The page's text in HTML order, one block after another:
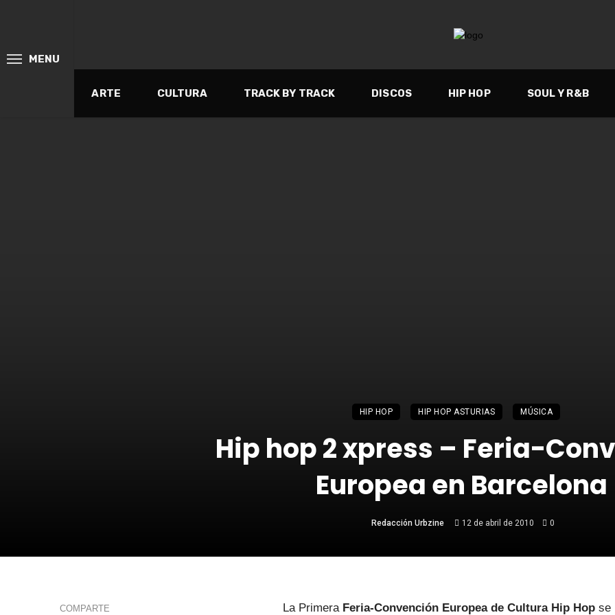
MENU
ARTE CULTURA TRACK BY TRACK DISCOS HIP HOP SOUL Y R&B
HIP HOP HIP HOP ASTURIAS MÚSICA
Hip hop 2 xpress – Feria-
Europea en Barcelona
Redacción Urbzine 12 de abril de 2010 0
COMPARTE La Primera Feria-Convención Europea de Cultura Hip Hop se